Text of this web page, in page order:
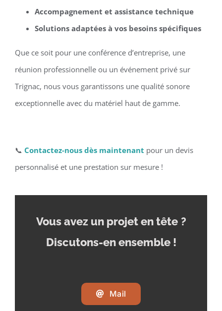
Accompagnement et assistance technique
Solutions adaptées à vos besoins spécifiques
Que ce soit pour une conférence d’entreprise, une
réunion professionnelle ou un événement privé sur
Trignac, nous vous garantissons une qualité sonore
exceptionnelle avec du matériel haut de gamme.
📞 Contactez-nous dès maintenant pour un devis
personnalisé et une prestation sur mesure !
Vous avez un projet en tête ?
Discutons-en ensemble !
Mail